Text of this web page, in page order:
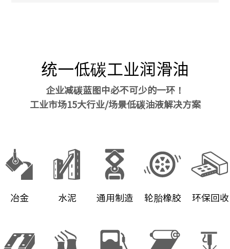
统一低碳工业润滑油
企业减碳蓝图中必不可少的一环！
工业市场15大行业/场景低碳油液解决方案
冶金 水泥 通用制造 轮胎橡胶 环保回收